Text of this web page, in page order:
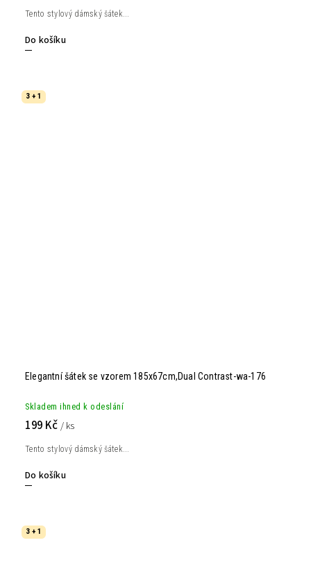
Do košíku
Tento stylový dámský šátek...
3 + 1
Elegantní šátek se vzorem 185x67cm,Dual Contrast-wa-176
Skladem ihned k odeslání
199 Kč / ks
Do košíku
Tento stylový dámský šátek...
3 + 1